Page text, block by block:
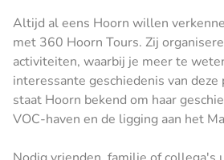
Altijd al eens Hoorn willen
met 360 Hoorn Tours. Zij
activiteiten, waarbij je meer te
interessante geschiedenis van deze
staat Hoorn bekend om haar
VOC-haven en de ligging aan het